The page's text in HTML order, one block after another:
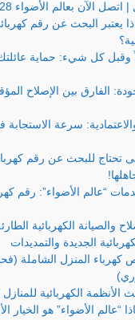
الآن بعالم الأضواء 55009328
يعتبر البحث عن رقم
وقبل كل شيء: حماية
الفارق بين الإصلاح
سرعة
تحتاج للبحث عن رقم
“عالم الأضواء”: رقم
كهرباء المنزل الشاملة
“عالم الأضواء” هو الخيار